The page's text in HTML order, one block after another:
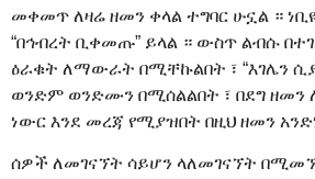
መቀመጥ ለዛሬ ዘመን ቀላል ተግባር ሁኗል ።
“በኅብረት ቢቀመጡ” ይላል ። ውስጥ ልብሱ
ዕራቁት ለማውራት በሚቸኩልበት ፣ “እገሌን
ወንድም ወንድሙን በሚሰልልበት ፣ በደግ ዘመን
ነውር እንደ መረጃ የሚያዝበት በዚህ ዘመን
ሰዎች ለመገናኘት ሳይሆን ላለመገናኘት